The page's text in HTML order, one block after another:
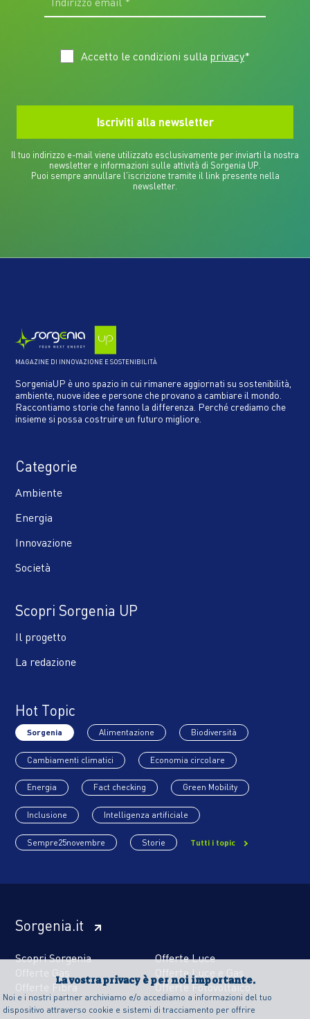
La vostra privacy è per noi importante.
Noi e i nostri partner archiviamo e/o accediamo a informazioni del tuo
dispositivo attraverso cookie e sistemi di tracciamento per offrire
Accetto le condizioni sulla privacy*
Il tuo indirizzo e-mail viene utilizzato esclusivamente per inviarti la nostra
newsletter e informazioni sulle attività di Sorgenia UP.
Puoi sempre annullare l'iscrizione tramite il link presente nella
newsletter.
MAGAZINE DI INNOVAZIONE E SOSTENIBILITÀ
SorgeniaUP è uno spazio in cui rimanere aggiornati su sostenibilità,
ambiente, nuove idee e persone che provano a cambiare il mondo.
Raccontiamo storie che fanno la differenza. Perché crediamo che
insieme si possa costruire un futuro migliore.
Categorie
Ambiente
Energia
Innovazione
Società
Scopri Sorgenia UP
Il progetto
La redazione
Hot Topic
Sorgenia Alimentazione Biodiversità
Cambiamenti climatici Economia circolare
Energia Fact checking Green Mobility
Inclusione Intelligenza artificiale
Sempre25novembre Storie Tutti i topic
Sorgenia.it
Scopri Sorgenia
Offerte Luce
Offerte Gas
Offerte Luce e Gas
Offerte Fibra
Offerte Fotovoltaico